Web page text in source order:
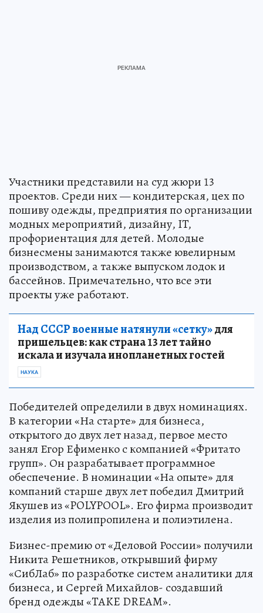
Участники представили на суд жюри 13
проектов. Среди них — кондитерская, цех по
пошиву одежды, предприятия по организации
модных мероприятий, дизайну, IT,
профориентация для детей. Молодые
бизнесмены занимаются также ювелирным
производством, а также выпуском лодок и
бассейнов. Примечательно, что все эти
проекты уже работают.
Над СССР военные натянули «сетку»для
пришельцев: как страна 13 лет тайно
искала и изучала инопланетных гостей
НАУКА
Победителей определили в двух номинациях.
В категории «На старте» для бизнеса,
открытого до двух лет назад, первое место
занял Егор Ефименко с компанией «Фритато
групп». Он разрабатывает программное
обеспечение. В номинации «На опыте» для
компаний старше двух лет победил Дмитрий
Якушев из «POLYPOOL». Его фирма производит
изделия из полипропилена и полиэтилена.
Бизнес-премию от «Деловой России» получили
Никита Решетников, открывший фирму
«СибЛаб» по разработке систем аналитики для
бизнеса, и Сергей Михайлов- создавший
бренд одежды «TAKE DREAM».